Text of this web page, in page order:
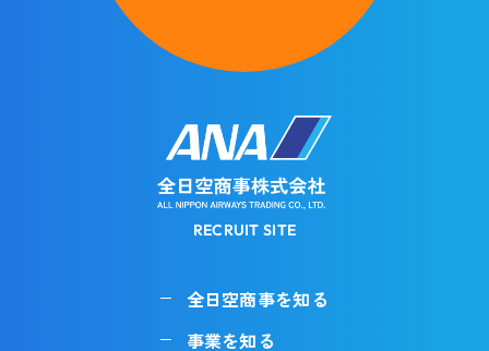
RECRUIT SITE
全日空商事を知る
事業を知る